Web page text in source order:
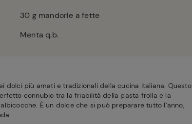
30 g mandorle a fette
Menta q.b.
dolci più amati e tradizionali della cucina italiana. Questo
connubio tra la friabilità della pasta frolla e la
È un dolce che si può preparare tutto l’anno,